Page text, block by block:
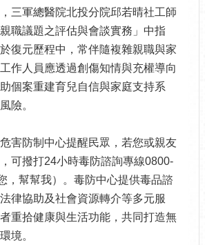
三軍總醫院北投分院邱若晴社工師
職議題之評估與會談實務」中指
復元歷程中，常伴隨複雜親職與家
作人員應透過創傷知情與充權導向
個案重建育兒自信與家庭支持系
險。
害防制中心提醒民眾，若您或親友
可撥打24小時毒防諮詢專線0800-
，幫幫我）。毒防中心提供毒品諮
律協助及社會資源轉介等多元服
重拾健康與生活功能，共同打造無
境。